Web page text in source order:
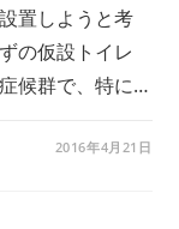
置しようと考
の仮設トイレ
候群で、特に…
2016年4月21日